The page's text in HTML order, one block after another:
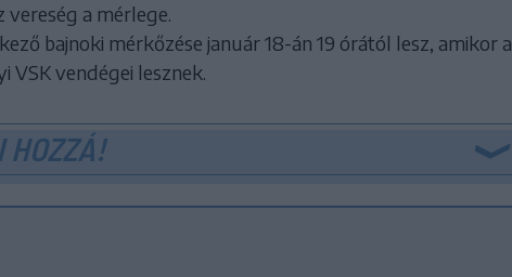
vereség a mérlege.
bajnoki mérkőzése január 18-án 19 órától lesz, amikor a
VSK vendégei lesznek.
HOZZÁ!